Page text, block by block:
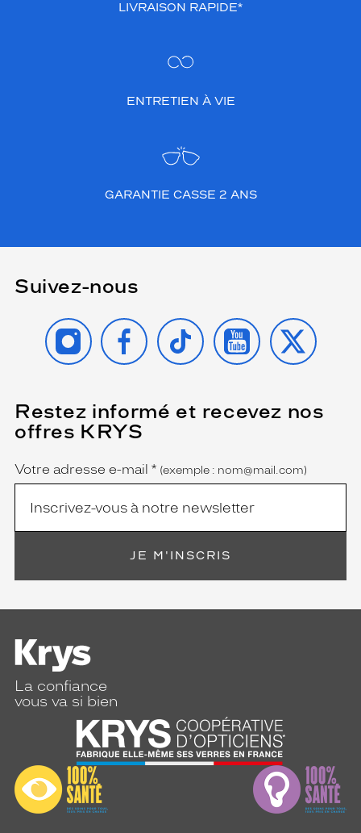
LIVRAISON RAPIDE*
ENTRETIEN À VIE
GARANTIE CASSE 2 ANS
Suivez-nous
INSTAGRAMFACEBOOK
TIKTOK YOUTUBE
X
Restez informé et recevez nos
offres KRYS
Name
Votre adresse e-mail *
(Ce
champ
est
(exemple : nom@mail.com)
JE M'INSCRIS
La confiance
vous va si bien